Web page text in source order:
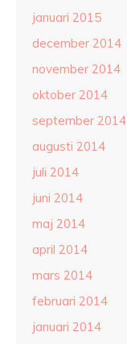
januari 2015
december 2014
november 2014
oktober 2014
september 2014
augusti 2014
juli 2014
juni 2014
maj 2014
april 2014
mars 2014
februari 2014
januari 2014